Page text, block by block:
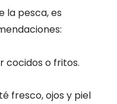
la pesca, es
o fritos.
fresco, ojos y piel